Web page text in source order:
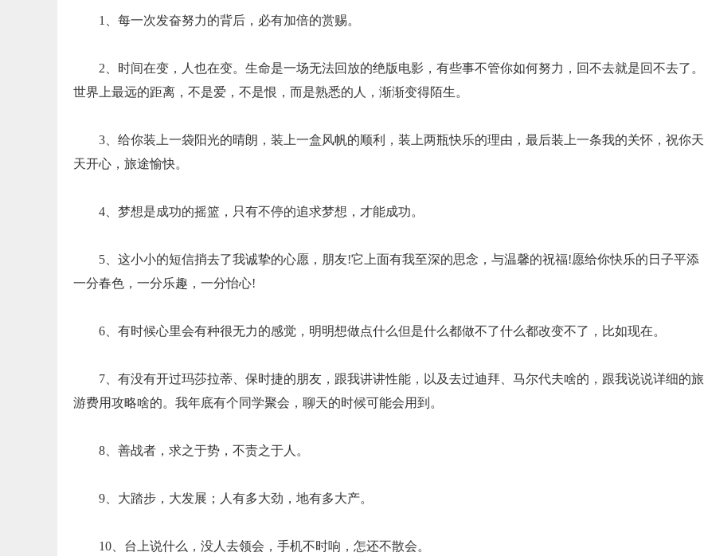
1、每一次发奋努力的背后，必有加倍的赏赐。
2、时间在变，人也在变。生命是一场无法回放的绝版电影，有些事不管你如何努力，回不去就是回不去了。
世界上最远的距离，不是爱，不是恨，而是熟悉的人，渐渐变得陌生。
3、给你装上一袋阳光的晴朗，装上一盒风帆的顺利，装上两瓶快乐的理由，最后装上一条我的关怀，祝你天
天开心，旅途愉快。
4、梦想是成功的摇篮，只有不停的追求梦想，才能成功。
5、这小小的短信捎去了我诚挚的心愿，朋友!它上面有我至深的思念，与温馨的祝福!愿给你快乐的日子平添
一分春色，一分乐趣，一分怡心!
6、有时候心里会有种很无力的感觉，明明想做点什么但是什么都做不了什么都改变不了，比如现在。
7、有没有开过玛莎拉蒂、保时捷的朋友，跟我讲讲性能，以及去过迪拜、马尔代夫啥的，跟我说说详细的旅
游费用攻略啥的。我年底有个同学聚会，聊天的时候可能会用到。
8、善战者，求之于势，不责之于人。
9、大踏步，大发展；人有多大劲，地有多大产。
10、台上说什么，没人去领会，手机不时响，怎还不散会。